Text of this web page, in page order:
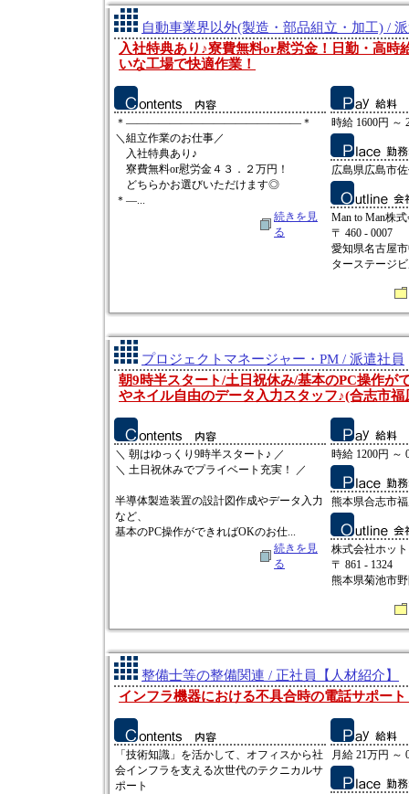
自動車業界以外(製造・部品組立・加工) /
入社特典あり♪寮費無料or慰労金！日勤・高時
いな工場で快適作業！
＊――――――――――――――――＊
＼組立作業のお仕事／
入社特典あり♪
寮費無料or慰労金４３．２万円！
どちらかお選びいただけます◎
＊―...
続きを見
る
時給 1600円 ～
広島県広島市
Man to Man株
〒 460 - 0007
愛知県名古屋
ターステージ
プロジェクトマネージャー・PM / 派遣社員
朝9時半スタート/土日祝休み/基本のPC操作が
やネイル自由のデータ入力スタッフ♪(合志市福
＼ 朝はゆっくり9時半スタート♪ ／
＼ 土日祝休みでプライベート充実！ ／
半導体製造装置の設計図作成やデータ入力
など、
基本のPC操作ができればOKのお仕...
続きを見
る
時給 1200円 ～
熊本県合志市
株式会社ホッ
〒 861 - 1324
熊本県菊池市
整備士等の整備関連 / 正社員【人材紹介】
インフラ機器における不具合時の電話サポー
「技術知識」を活かして、オフィスから社
会インフラを支える次世代のテクニカルサ
ポート
月給 21万円 ～